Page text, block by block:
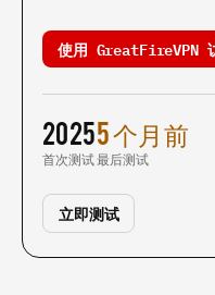
使用 GreatFireVPN
2025
首次测试
5 个月前
最后测试
立即测试